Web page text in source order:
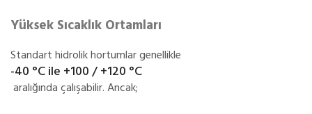
Yüksek Sıcaklık Ortamları
Standart hidrolik hortumlar genellikle
-40 °C ile +100 / +120 °C
aralığında çalışabilir. Ancak;